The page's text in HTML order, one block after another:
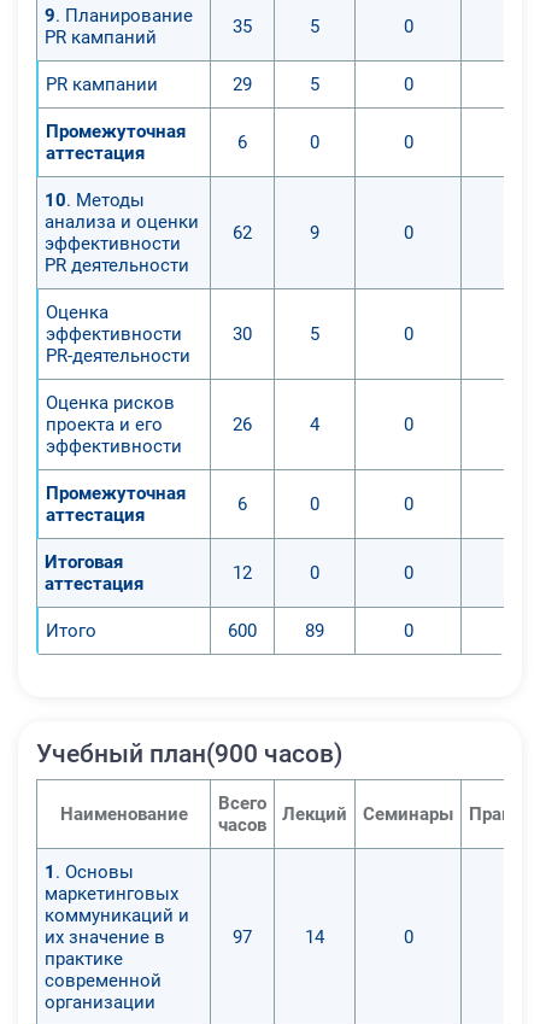
9. Планирование
PR кампаний
35 5 0
PR кампании 29 5 0
Промежуточная
аттестация
6 0 0
10. Методы
анализа и оценки
эффективности
PR деятельности
62 9 0
Оценка
эффективности
PR-деятельности
30 5 0
Оценка рисков
проекта и его
эффективности
26 4 0
Промежуточная
аттестация
6 0 0
Итоговая
аттестация
12 0 0
Итого 600 89 0
Учебный план(900 часов)
Наименование
Всего
часов
Лекций Семинары
1 . Основы
маркетинговых
коммуникаций и
их значение в
практике
современной
организации
97 14 0